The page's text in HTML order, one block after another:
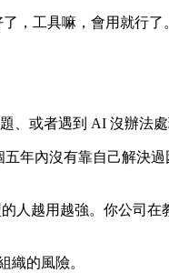
，工具嘛，會用就行了
或者遇到 AI 沒辦法
年內沒有靠自己解決
人越用越強。你公司在
的風險。